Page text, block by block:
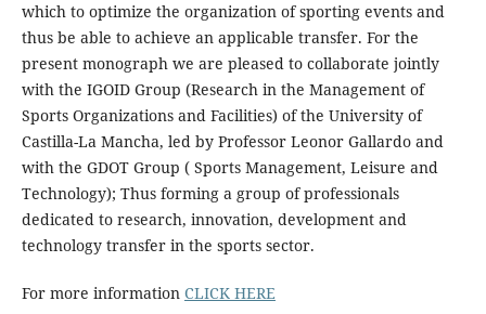
which to optimize the organization of sporting events and
thus be able to achieve an applicable transfer. For the
present monograph we are pleased to collaborate jointly
with the IGOID Group (Research in the Management of
Sports Organizations and Facilities) of the University of
Castilla-La Mancha, led by Professor Leonor Gallardo and
with the GDOT Group ( Sports Management, Leisure and
Technology); Thus forming a group of professionals
dedicated to research, innovation, development and
technology transfer in the sports sector.
For more information CLICK HERE